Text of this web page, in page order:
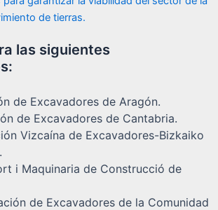
de tierras.
las siguientes
de Excavadores de Aragón.
de Excavadores de Cantabria.
Vizcaína de Excavadores-Bizkaiko
i Maquinaria de Construcció de
de Excavadores de la Comunidad